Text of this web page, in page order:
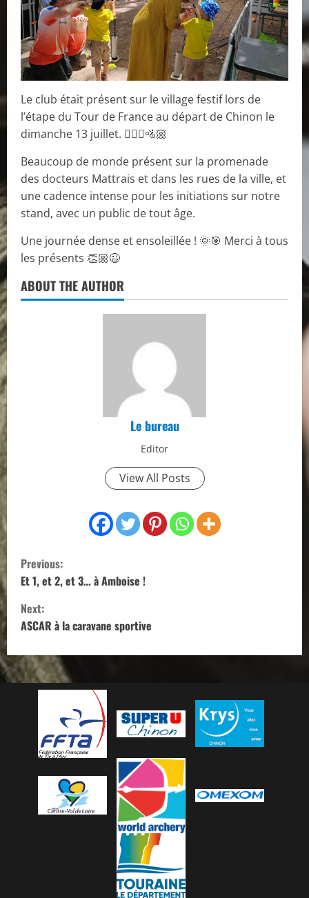
Le club était présent sur le village festif lors de
l’étape du Tour de France au départ de Chinon le
dimanche 13 juillet. 🚵🏼‍♂️🚵🏼
Beaucoup de monde présent sur la promenade
des docteurs Mattrais et dans les rues de la ville, et
une cadence intense pour les initiations sur notre
stand, avec un public de tout âge.
Une journée dense et ensoleillée ! 🌞🎯 Merci à tous
les présents 👏🏼😉
ABOUT THE AUTHOR
Le bureau
Editor
View All Posts
C
o
n
i
Previous:
Et 1, et 2, et 3… à Amboise !
Next:
ASCAR à la caravane sportive